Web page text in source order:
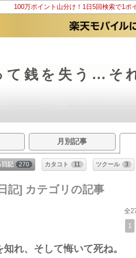
100万ポイント山分け！1日5回検索で1ポ
て銭を失う…そ
月別記事
日記 270 カタコト 11 ツクール 3
記] カテゴリの記事
全
1
知れ、そして悔いて死ね。